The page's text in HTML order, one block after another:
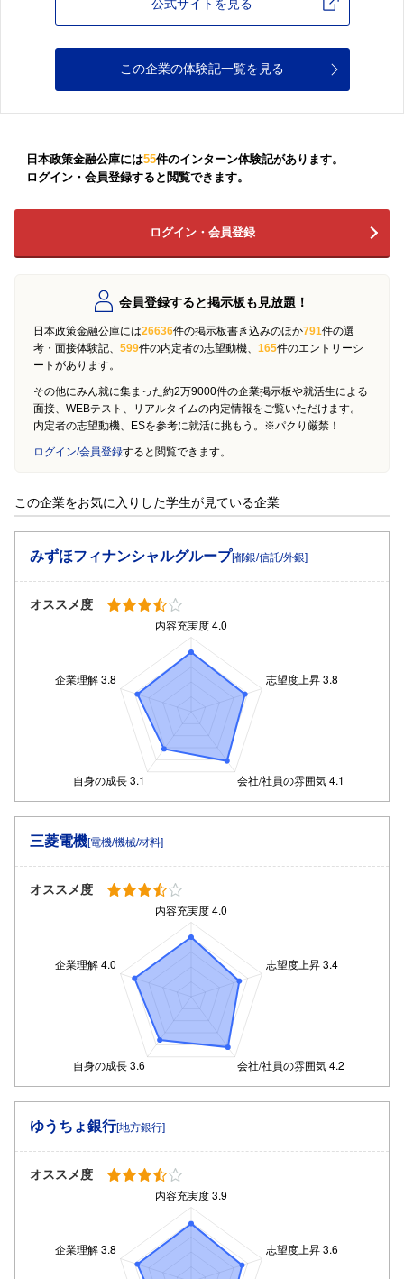
公式サイトを見る
この企業の体験記一覧を見る
日本政策金融公庫には55件のインターン体験記があります。
ログイン・会員登録すると閲覧できます。
ログイン・会員登録
会員登録すると掲示板も見放題！
日本政策金融公庫には26636件の掲示板書き込みのほか791件の選
考・面接体験記、 599件の内定者の志望動機、 165件のエントリーシ
ートがあります。
その他にみん就に集まった約2万9000件の企業掲示板や就活生による
面接、WEBテスト、リアルタイムの内定情報をご覧いただけます。
内定者の志望動機、ESを参考に就活に挑もう。※パクり厳禁！
ログイン/会員登録すると閲覧できます。
この企業をお気に入りした学生が見ている企業
みずほフィナンシャルグループ[都銀/信託/外銀]
オススメ度
三菱電機[電機/機械/材料]
オススメ度
ゆうちょ銀行[地方銀行]
オススメ度